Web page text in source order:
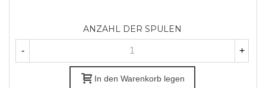
ANZAHL DER SPULEN
- +
In den Warenkorb legen